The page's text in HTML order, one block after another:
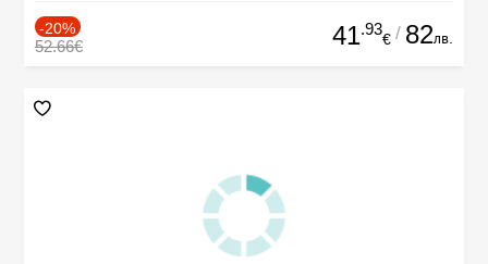
-20%
52.66€ 41.93
€ / 82лв.